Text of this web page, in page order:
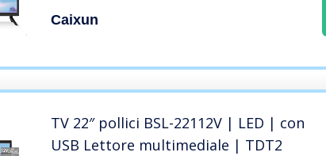
Uso, Ideale per Piccoli Spazi, Facile
Caixun
TV 22″ pollici BSL-22112V | LED | con
USB Lettore multimediale | TDT2